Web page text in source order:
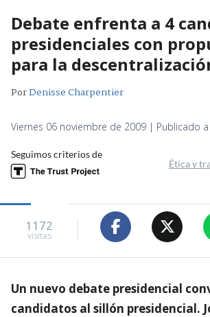
Debate enfrenta a 4
presidenciales con
para la
PorDenisse Charpentier
Viernes 06 noviembre de 2009 | Publicado
Seguimos criterios de
Ética y
1172
visitas
Un nuevo debate presidencial
candidatos al sillón presidencial.